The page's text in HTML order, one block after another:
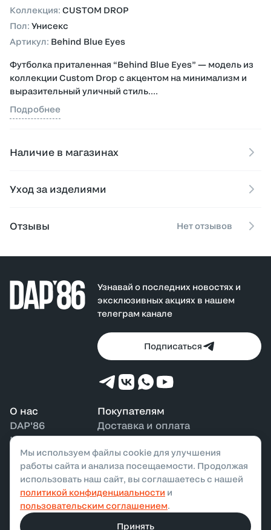
Коллекция: CUSTOM DROP
Пол: Унисекс
Артикул: Behind Blue Eyes
Футболка приталенная “Behind Blue Eyes” — модель из
коллекции Custom Drop с акцентом на минимализм и
выразительный уличный стиль.
Выполнена из 100% хлопка, обеспечивающего
DAP`86, создающим лаконичный и узнаваемый акцент.
Подробнее
Наличие в магазинах
Уход за изделиями
Отзывы Нет отзывов
О нас
DAP'86
Контакты
Наши магазины
Покупателям
Доставка и оплата
Возврат и обмен
Бонусная программа
Узнавай о последних новостях и
эксклюзивных акциях в нашем
телеграм канале
Подписаться
ООО «ДАП»,2026. Все права защищены
Политика конфиденциальности
Мы используем файлы cookie для улучшения
работы сайта и анализа посещаемости. Продолжая
использовать наш сайт, вы соглашаетесь с нашей
политикой конфиденциальности и
пользовательским соглашением.
Принять